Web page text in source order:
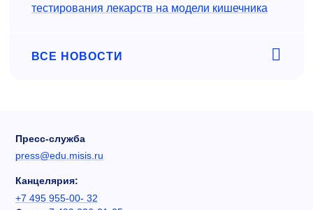
тестирования лекарств на модели кишечника
ВСЕ НОВОСТИ
Пресс-служба
press@edu.misis.ru
Канцелярия:
+7 495 955-00- 32